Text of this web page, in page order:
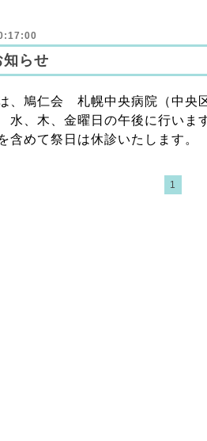
らせ
、鳩仁会 札幌中央病院（中央
、木、金曜日の午後に行いま
含めて祭日は休診いたします。
1